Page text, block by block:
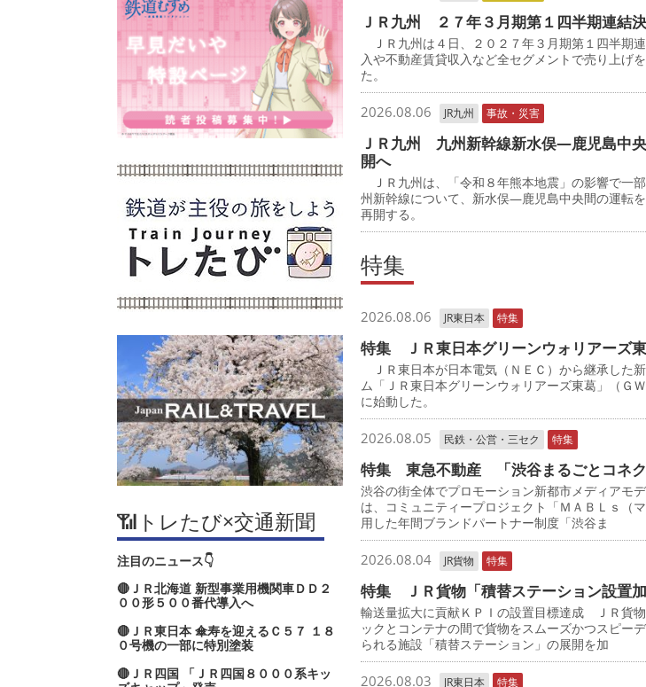
📶トレたび×交通新聞
注目のニュース👇
🔴ＪＲ北海道 新型事業用機関車ＤＤ２
００形５００番代導入へ
🔴ＪＲ東日本 傘寿を迎えるＣ５７ １８
０号機の一部に特別塗装
🔴ＪＲ四国 「ＪＲ四国８０００系キッ
ＪＲ九州 ２７年３月期第１四半期連結
ＪＲ九州は４日、２０２７年３月期第１四半期
入や不動産賃貸収入など全セグメントで売り上げ
た。
2026.08.06 JR九州 事故・災害
ＪＲ九州 九州新幹線新水俣―鹿児島中
開へ
ＪＲ九州は、「令和８年熊本地震」の影響で一
州新幹線について、新水俣―鹿児島中央間の運転
再開する。
特集
2026.08.06 JR東日本 特集
特集 ＪＲ東日本グリーンウォリアーズ
ＪＲ東日本が日本電気（ＮＥＣ）から継承した
ム「ＪＲ東日本グリーンウォリアーズ東葛」（Ｇ
に始動した。
2026.08.05 民鉄・公営・三セク 特集
特集 東急不動産 「渋谷まるごとコネク
渋谷の街全体でプロモーション新都市メディアモ
は、コミュニティープロジェクト「ＭＡＢＬｓ（
用した年間ブランドパートナー制度「渋谷ま
2026.08.04 JR貨物 特集
特集 ＪＲ貨物「積替ステーション設置加
輸送量拡大に貢献ＫＰＩの設置目標達成 ＪＲ貨
ックとコンテナの間で貨物をスムーズかつスピー
られる施設「積替ステーション」の展開を加
2026.08.03 JR東日本 特集